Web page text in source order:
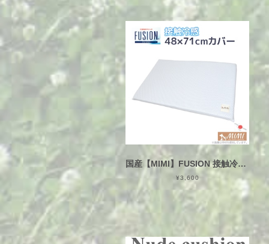
国産【MIMI】FUSION 接触冷感 Mサイズ 48×71cm カバー ひんやり クールマットカバー（犬猫用）フュージョン 白 日本製
¥3,600